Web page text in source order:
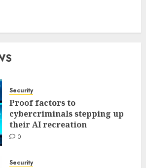
Security
Proof factors to
cybercriminals stepping up
their AI recreation
0
Security